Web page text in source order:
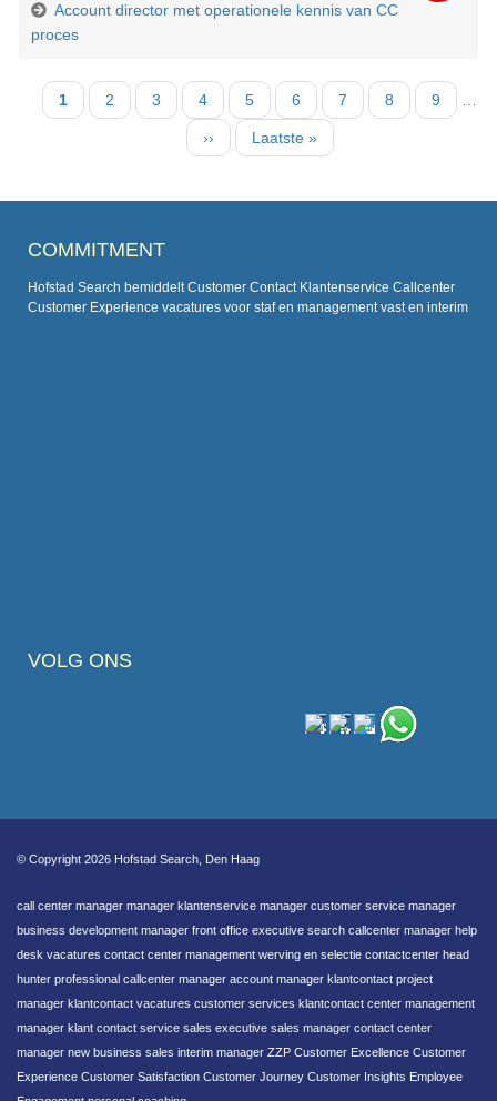
Account director met operationele kennis van CC
proces
PaginatieHuidige
pagina
1 Pagina
2 Pagina
3 Pagina
4 Pagina
5 Pagina
6 Pagina
7 Pagina
8 Pagina
9 …
Volgende
pagina
››
Laatste
pagina
Laatste »
COMMITMENT
Hofstad Search bemiddelt Customer Contact Klantenservice Callcenter
Customer Experience vacatures voor staf en management vast en interim
VOLG ONS
© Copyright 2026 Hofstad Search, Den Haag
call center manager manager klantenservice manager customer service manager
business development manager front office executive search callcenter manager help
desk vacatures contact center management werving en selectie contactcenter head
hunter professional callcenter manager account manager klantcontact project
manager klantcontact vacatures customer services klantcontact center management
manager klant contact service sales executive sales manager contact center
manager new business sales interim manager ZZP Customer Excellence Customer
Experience Customer Satisfaction Customer Journey Customer Insights Employee